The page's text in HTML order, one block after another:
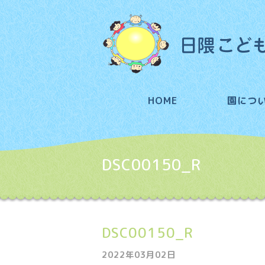
HOME 園につ
DSC00150_R
DSC00150_R
2022年03月02日